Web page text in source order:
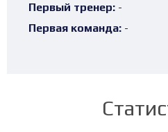
Первый тренер: -
Первая команда: -